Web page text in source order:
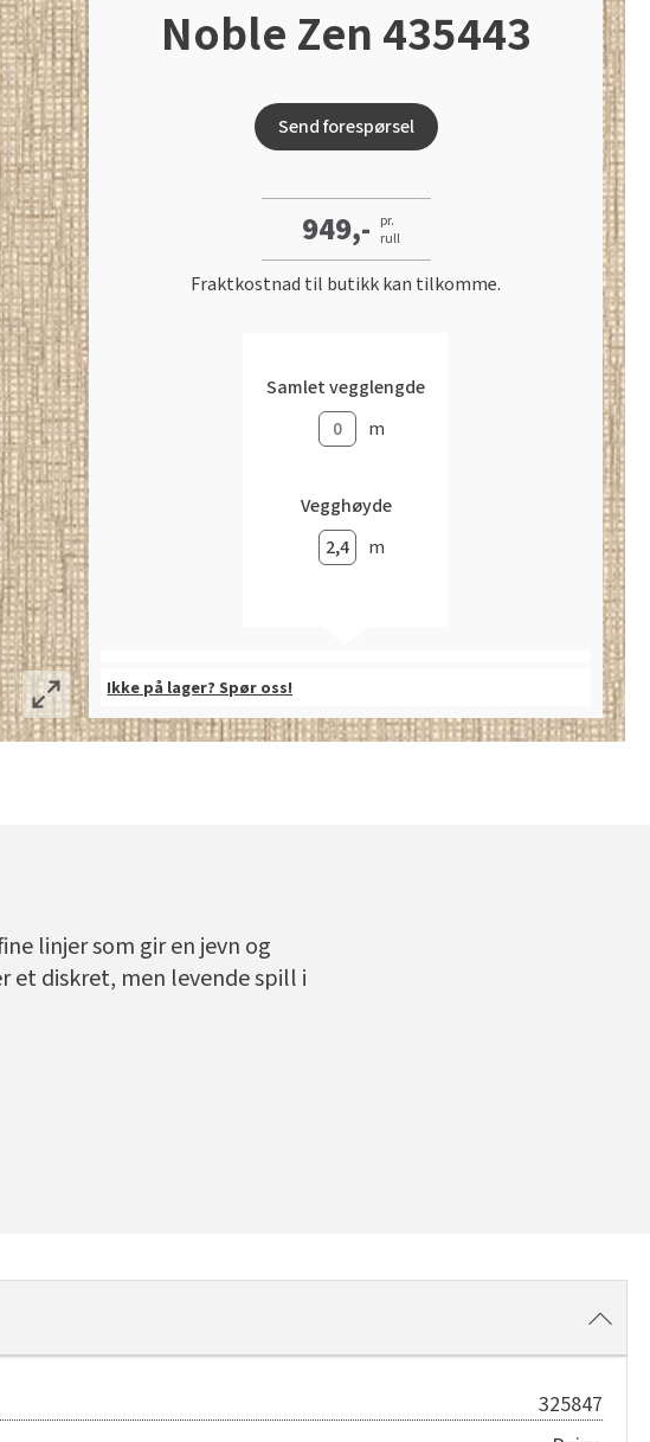
Noble Zen 435443
Send forespørsel
949,- pr.
rull
Fraktkostnad til butikk kan tilkomme.
Samlet vegglengde
m
Vegghøyde
m
Ikke på lager? Spør oss!
linjer som gir en jevn og
diskret, men levende spill i
325847